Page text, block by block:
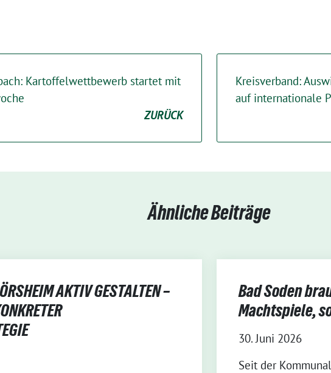
Kartoffelwettbewerb startet mit
ZURÜCK
Kreisverband:
auf internationale
Ähnliche Beiträge
AKTIV GESTALTEN –
Bad Soden
Machtspiele,
30. Juni 2026
Seit der